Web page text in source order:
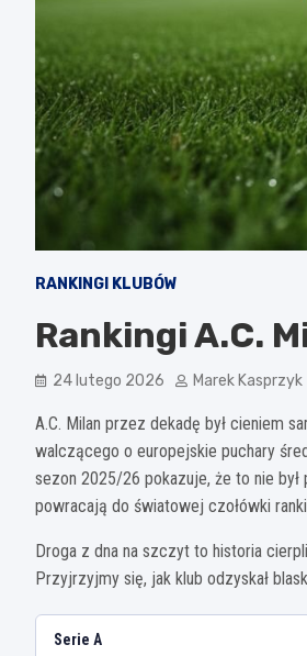
RANKINGI KLUBÓW
Rankingi A.C.
24 lutego 2026 Marek Kasprzyk
A.C. Milan przez dekadę był cieniem
walczącego o europejskie puchary
sezon 2025/26 pokazuje, że to nie
powracają do światowej czołówki
Droga z dna na szczyt to historia
Przyjrzyjmy się, jak klub odzyskał
Serie A